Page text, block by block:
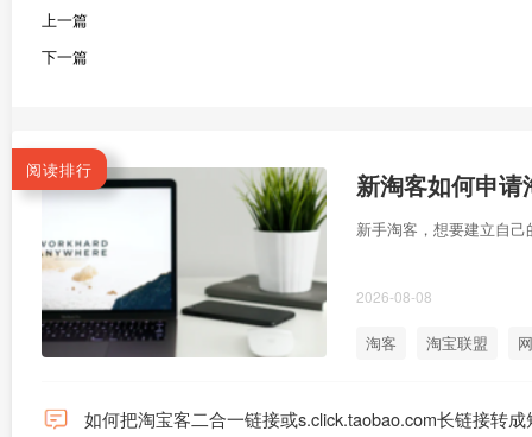
上一篇
下一篇
阅读排行 新淘客如何申
新手淘客，想要建立自
2026-08-08
淘客 淘宝联盟
如何把淘宝客二合一链接或s.click.taobao.com长链接转